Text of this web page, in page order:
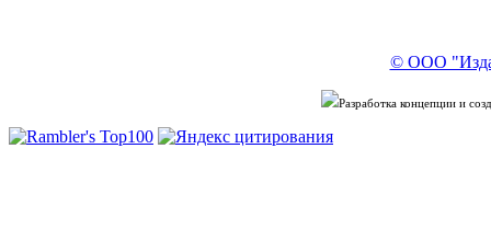
© ООО
Разработка концепции и